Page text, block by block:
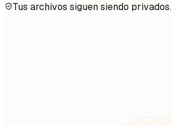
Tus archivos siguen siendo privados.